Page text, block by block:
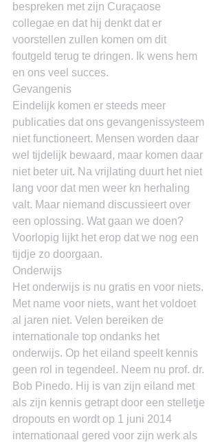
bespreken met zijn Curaçaose
collegae en dat hij denkt dat er
voorstellen zullen komen om dit
foutgeld terug te dringen. Ik wens hem
en ons veel succes.
Gevangenis
Eindelijk komen er steeds meer
publicaties dat ons gevangenissysteem
niet functioneert. Mensen worden daar
wel tijdelijk bewaard, maar komen daar
niet beter uit. Na vrijlating duurt het niet
lang voor dat men weer kn herhaling
valt. Maar niemand discussieert over
een oplossing. Wat gaan we doen?
Voorlopig lijkt het erop dat we nog een
tijdje zo doorgaan.
Onderwijs
Het onderwijs is nu gratis en voor niets.
Met name voor niets, want het voldoet
al jaren niet. Velen bereiken de
internationale top ondanks het
onderwijs. Op het eiland speelt kennis
geen rol in tegendeel. Neem nu prof. dr.
Bob Pinedo. Hij is van zijn eiland met
als zijn kennis getrapt door een stelletje
dropouts en wordt op 1 juni 2014
internationaal gered voor zijn werk als